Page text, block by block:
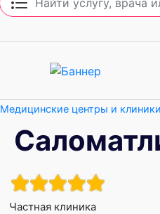
Медицинские центры и клиники
Частная клиника